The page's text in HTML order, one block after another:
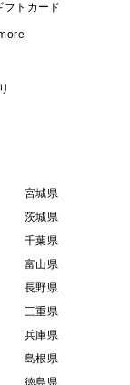
フトカード
宮城県
茨城県
千葉県
富山県
長野県
三重県
兵庫県
島根県